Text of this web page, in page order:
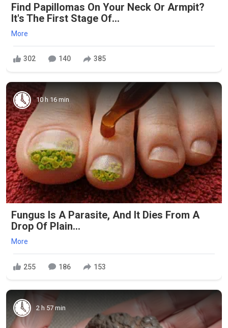
Find Papillomas On Your Neck Or Armpit?
It's The First Stage Of...
More
302 140 385
10 h 16 min
Fungus Is A Parasite, And It Dies From A
Drop Of Plain...
More
255 186 153
2 h 57 min